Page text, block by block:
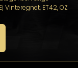
Ej Vinteregnet, ET42,OZ